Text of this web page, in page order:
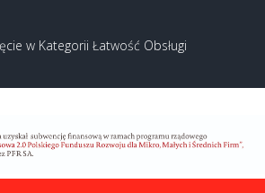
w Kategorii Łatwość Obsługi